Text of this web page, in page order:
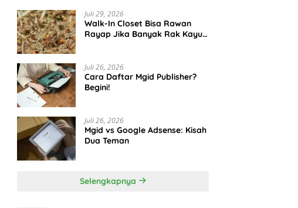
Juli 29, 2026
Walk-In Closet Bisa Rawan
Rayap Jika Banyak Rak Kayu
Juli 26, 2026
Cara Daftar Mgid Publisher?
Begini!
Juli 26, 2026
Mgid vs Google Adsense: Kisah
Dua Teman
Selengkapnya